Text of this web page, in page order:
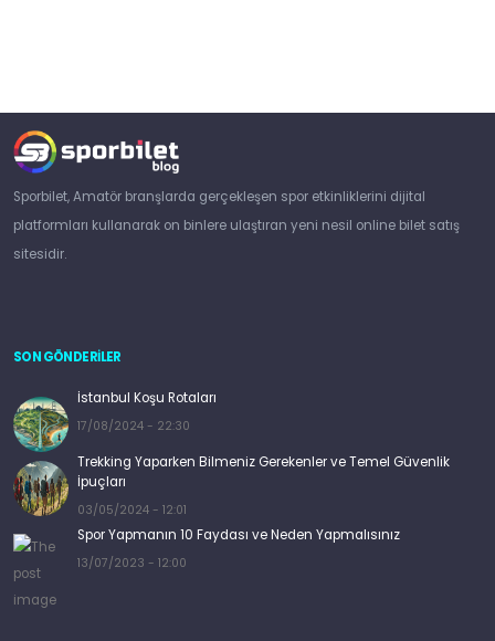
Sporbilet, Amatör branşlarda gerçekleşen spor etkinliklerini dijital
platformları kullanarak on binlere ulaştıran yeni nesil online bilet satış
sitesidir.
SON GÖNDERİLER
İstanbul Koşu Rotaları
17/08/2024 - 22:30
Trekking Yaparken Bilmeniz Gerekenler ve Temel Güvenlik
İpuçları
03/05/2024 - 12:01
Spor Yapmanın 10 Faydası ve Neden Yapmalısınız
13/07/2023 - 12:00